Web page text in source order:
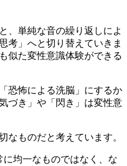
、単純な音の繰り返しによ
考」へと切り替えていきま
似た変性意識体験ができる
恐怖による洗脳」にするか
づき」や「閃き」は変性意
なものだと考えています。
均一なものではなく、な